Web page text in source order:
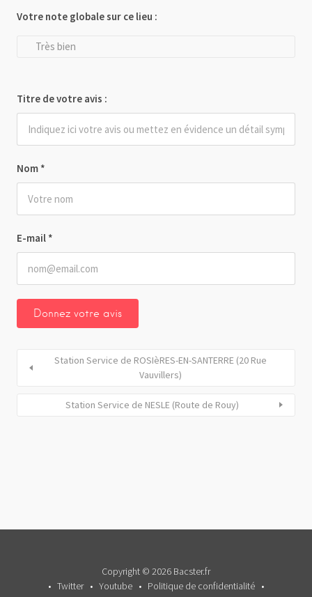
Nom *
E-mail *
Votre note globale sur ce lieu :
Très bien
Titre de votre avis :
Station Service de ROSIèRES-EN-SANTERRE (20 Rue
Vauvillers)
Station Service de NESLE (Route de Rouy)
Copyright © 2026 Bacster.fr
Twitter
Youtube
Politique de confidentialité